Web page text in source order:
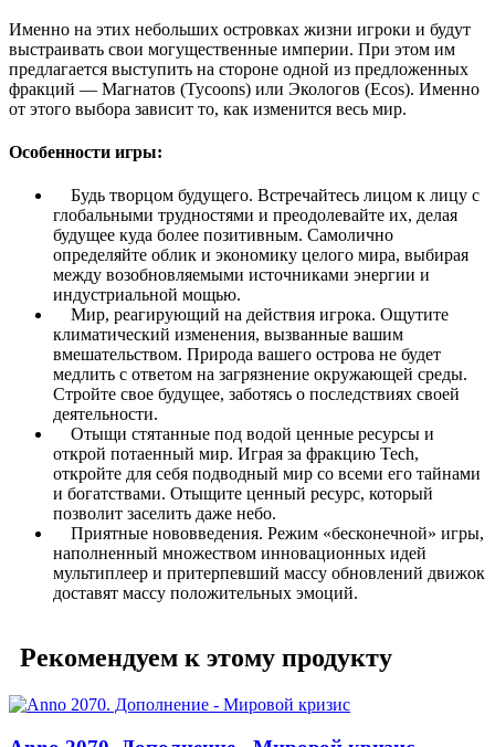
Именно на этих небольших островках жизни игроки и будут
выстраивать свои могущественные империи. При этом им
предлагается выступить на стороне одной из предложенных
фракций — Магнатов (Tycoons) или Экологов (Ecos). Именно
от этого выбора зависит то, как изменится весь мир.
Особенности игры:
Будь творцом будущего. Встречайтесь лицом к лицу с
глобальными трудностями и преодолевайте их, делая
будущее куда более позитивным. Самолично
определяйте облик и экономику целого мира, выбирая
между возобновляемыми источниками энергии и
индустриальной мощью.
Мир, реагирующий на действия игрока. Ощутите
климатический изменения, вызванные вашим
вмешательством. Природа вашего острова не будет
медлить с ответом на загрязнение окружающей среды.
Стройте свое будущее, заботясь о последствиях своей
деятельности.
Отыщи стятанные под водой ценные ресурсы и
открой потаенный мир. Играя за фракцию Tech,
откройте для себя подводный мир со всеми его тайнами
и богатствами. Отыщите ценный ресурс, который
позволит заселить даже небо.
Приятные нововведения. Режим «бесконечной» игры,
наполненный множеством инновационных идей
мультиплеер и притерпевший массу обновлений движок
доставят массу положительных эмоций.
Рекомендуем к этому продукту